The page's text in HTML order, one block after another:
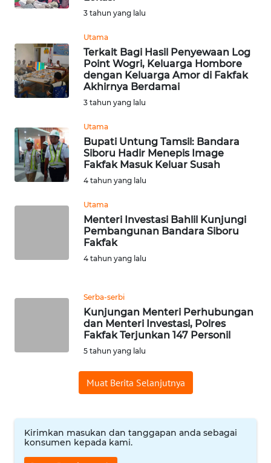
3 tahun yang lalu
Utama
Terkait Bagi Hasil Penyewaan Log
Point Wogri, Keluarga Hombore
dengan Keluarga Amor di Fakfak
Akhirnya Berdamai
3 tahun yang lalu
Utama
Bupati Untung Tamsil: Bandara
Siboru Hadir Menepis Image
Fakfak Masuk Keluar Susah
4 tahun yang lalu
Utama
Menteri Investasi Bahlil Kunjungi
Pembangunan Bandara Siboru
Fakfak
4 tahun yang lalu
Serba-serbi
Kunjungan Menteri Perhubungan
dan Menteri Investasi, Polres
Fakfak Terjunkan 147 Personil
5 tahun yang lalu
Muat Berita Selanjutnya
Kirimkan masukan dan tanggapan anda sebagai
konsumen kepada kami.
Regional
WN
SUMUT
WN
JAKARTA
WN
JABAR
WN
WN
BARAT